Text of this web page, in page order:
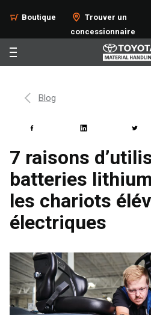
Boutique
Trouver un
concessionnaire
Blog
7 raisons
batteries
les chariots
électriques